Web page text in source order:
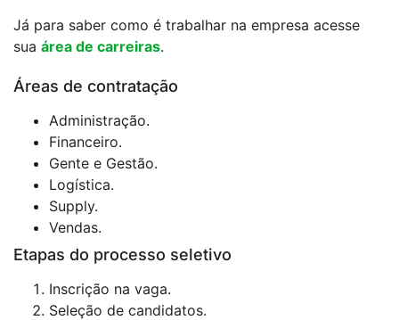
Já para saber como é trabalhar na empresa acesse
sua área de carreiras.
Áreas de contratação
Administração.
Financeiro.
Gente e Gestão.
Logística.
Supply.
Vendas.
Etapas do processo seletivo
Inscrição na vaga.
Seleção de candidatos.